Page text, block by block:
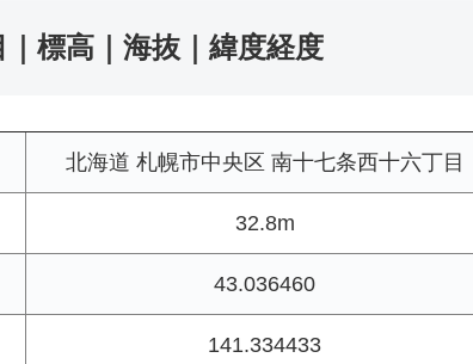
標高｜海抜｜緯度経度
北海道 札幌市中央区 南十七条西十六丁目
32.8m
43.036460
141.334433